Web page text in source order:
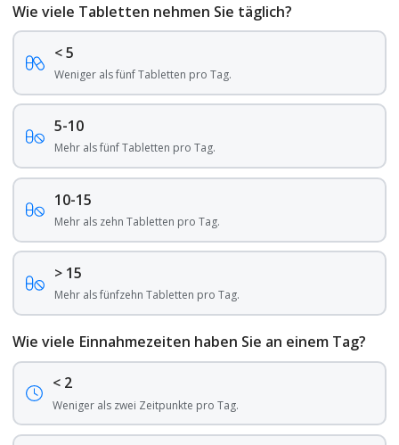
Wie viele Tabletten nehmen Sie täglich?
< 5
Weniger als fünf Tabletten pro Tag.
5-10
Mehr als fünf Tabletten pro Tag.
10-15
Mehr als zehn Tabletten pro Tag.
> 15
Mehr als fünfzehn Tabletten pro Tag.
Wie viele Einnahmezeiten haben Sie an einem Tag?
< 2
Weniger als zwei Zeitpunkte pro Tag.